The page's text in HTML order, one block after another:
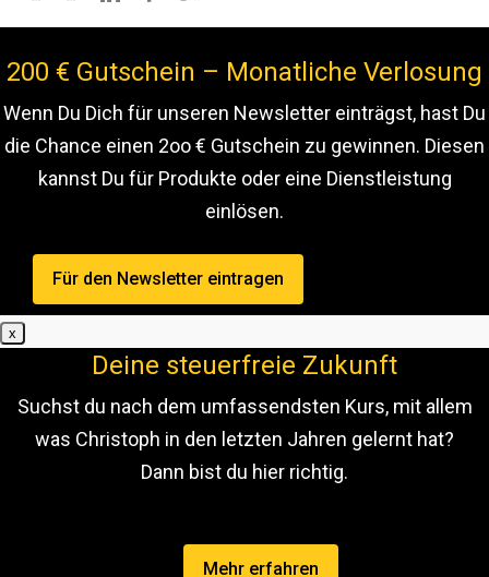
200 € Gutschein – Monatliche Verlosung
Wenn Du Dich für unseren Newsletter einträgst, hast Du
die Chance einen 2oo € Gutschein zu gewinnen. Diesen
kannst Du für Produkte oder eine Dienstleistung
einlösen.
Für den Newsletter eintragen
x
Deine steuerfreie Zukunft
Suchst du nach dem umfassendsten Kurs, mit allem
was Christoph in den letzten Jahren gelernt hat?
Dann bist du hier richtig.
Mehr erfahren